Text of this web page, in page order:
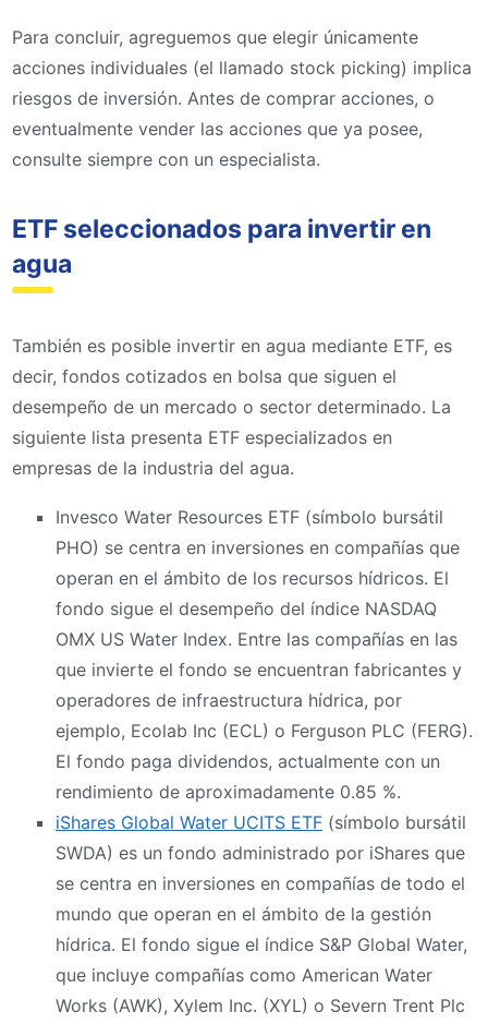
Para concluir, agreguemos que elegir únicamente
acciones individuales (el llamado stock picking) implica
riesgos de inversión. Antes de comprar acciones, o
eventualmente vender las acciones que ya posee,
consulte siempre con un especialista.
ETF seleccionados para invertir en
agua
También es posible invertir en agua mediante ETF, es
decir, fondos cotizados en bolsa que siguen el
desempeño de un mercado o sector determinado. La
siguiente lista presenta ETF especializados en
empresas de la industria del agua.
Invesco Water Resources ETF (símbolo bursátil
PHO) se centra en inversiones en compañías que
operan en el ámbito de los recursos hídricos. El
fondo sigue el desempeño del índice NASDAQ
OMX US Water Index. Entre las compañías en las
que invierte el fondo se encuentran fabricantes y
operadores de infraestructura hídrica, por
ejemplo, Ecolab Inc (ECL) o Ferguson PLC (FERG).
El fondo paga dividendos, actualmente con un
rendimiento de aproximadamente 0.85 %.
iShares Global Water UCITS ETF (símbolo bursátil
SWDA) es un fondo administrado por iShares que
se centra en inversiones en compañías de todo el
mundo que operan en el ámbito de la gestión
hídrica. El fondo sigue el índice S&P Global Water,
que incluye compañías como American Water
Works (AWK), Xylem Inc. (XYL) o Severn Trent Plc